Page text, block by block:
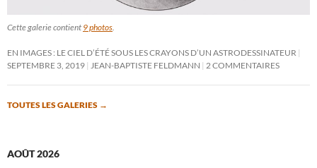
Cette galerie contient 9 photos.
EN IMAGES : LE CIEL D’ÉTÉ SOUS LES CRAYONS D’UN ASTRODESSINATEUR
SEPTEMBRE 3, 2019 JEAN-BAPTISTE FELDMANN 2 COMMENTAIRES
TOUTES LES GALERIES →
AOÛT 2026